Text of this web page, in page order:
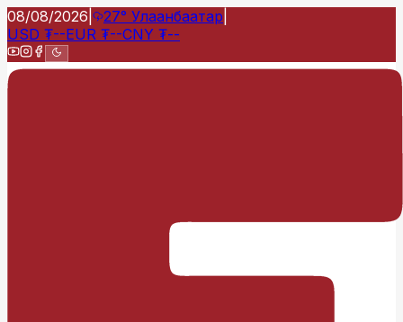
08/08/2026 27° Улаанбаатар
USD ₮--EUR ₮--CNY ₮--